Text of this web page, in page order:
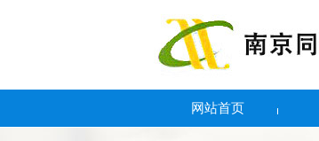
网站首页